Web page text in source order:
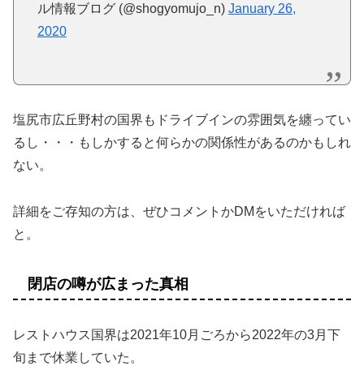
ル情報ブログ (@shogyomujo_n) January 26,
2020
塩尻市広丘野村の国界もドライブインの雰囲気を纏ってい
るし・・・もしかすると何らかの関係性があるのかもしれ
ない。
詳細をご存知の方は、ぜひコメントかDMをいただければ
と。
閉店の噂が広まった真相
レストハウス国界は2021年10月ごろから2022年の3月下
旬まで休業していた。